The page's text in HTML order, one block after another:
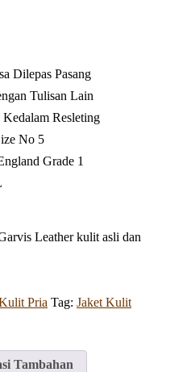
Dilepas Pasang
Tulisan Lain
Resleting
No 5
Grade 1
Leather kulit asli dan
Pria Tag: Jaket Kulit
Tambahan